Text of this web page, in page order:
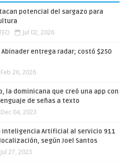
potencial del sargazo para
Jul 02, 2026
entrega radar; costó $250
Feb 26, 2026
la dominicana que creó una app con
de señas a texto
Dec 04, 2023
Inteligencia Artificial al servicio 911
según Joel Santos
Jul 27, 2023